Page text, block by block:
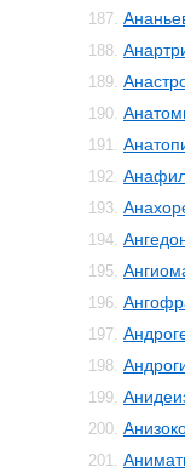
187.
188.
189.
190.
191.
192.
193.
194.
195.
196.
197.
198.
199.
200.
201.